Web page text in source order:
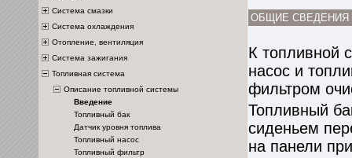
Система смазки
Система охлаждения
Отопление, вентиляция
Система зажигания
Топливная система
Описание топливной системы
Введение
Топливный бак
Датчик уровня топлива
Топливный насос
Топливный фильтр
ОБЩИЕ СВЕДЕНИЯ
К топливной
насос и
фильтром
Топливный
сиденьем
на панели